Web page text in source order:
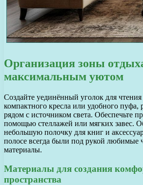
Организация зоны
максимальным уютом
Создайте уединённый уголок для
компактного кресла или удобного пуфа,
рядом с источником света. Обеспечьте
помощью стеллажей или мягких завес.
небольшую полочку для книг и
полосе всегда были под рукой любимые
материалы.
Материалы для создания
пространства